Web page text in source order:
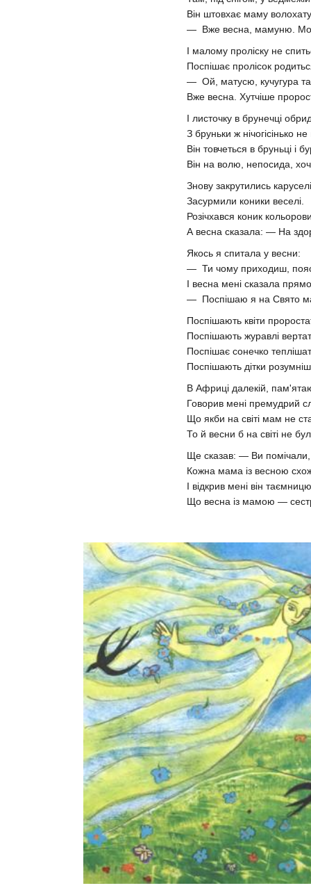
Він штовхає маму
— Вже весна, мамуню.
І малому проліску не
Поспішає пролісок
— Ой, матусю, кучугура
Вже весна. Хутчіше
І листочку в брунечці
З бруньки ж нічогісінько
Він товчеться в бруньці і
Він на волю, непосида,
Знову закрутились
Засурмили коники веселі.
Розічхався коник
А весна сказала: — На
Якось я спитала у весни:
— Ти чому приходиш,
І весна мені сказала
— Поспішаю я на Свято
Поспішають квіти
Поспішають журавлі
Поспішає сонечко
Поспішають дітки
В Африці далекій,
Говорив мені премудрий
Що якби на світі мам не
То й весни б на світі не
Ще сказав: — Ви
Кожна мама із весною
І відкрив мені він
Що весна із мамою —